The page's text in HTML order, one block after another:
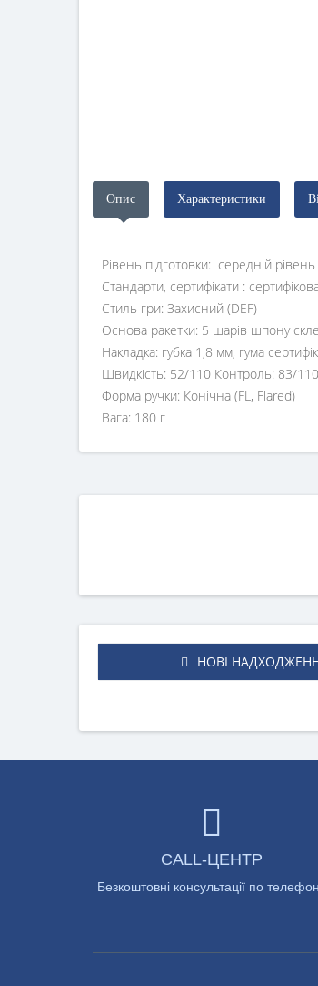
Опис Характеристики
Рівень підготовки: середній
Стандарти, сертифікати :
Стиль гри: Захисний (DEF)
Основа ракетки: 5 шарів шпону
Накладка: губка 1,8 мм, гума
Швидкість: 52/110 Контроль: 83/
Форма ручки: Конічна (FL, Flared)
Вага: 180 г
НОВІ
CALL-ЦЕНТР
Безкоштовні консультації по